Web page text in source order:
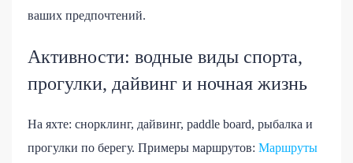
ваших предпочтений.
Активности: водные виды спорта,
прогулки, дайвинг и ночная жизнь
На яхте: снорклинг, дайвинг, paddle board, рыбалка и
прогулки по берегу. Примеры маршрутов: Маршруты